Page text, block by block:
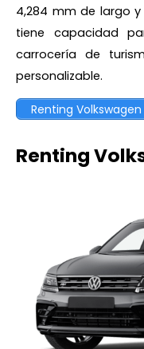
4,284 mm de largo y
tiene capacidad
carrocería de
personalizable.
Renting
Renting